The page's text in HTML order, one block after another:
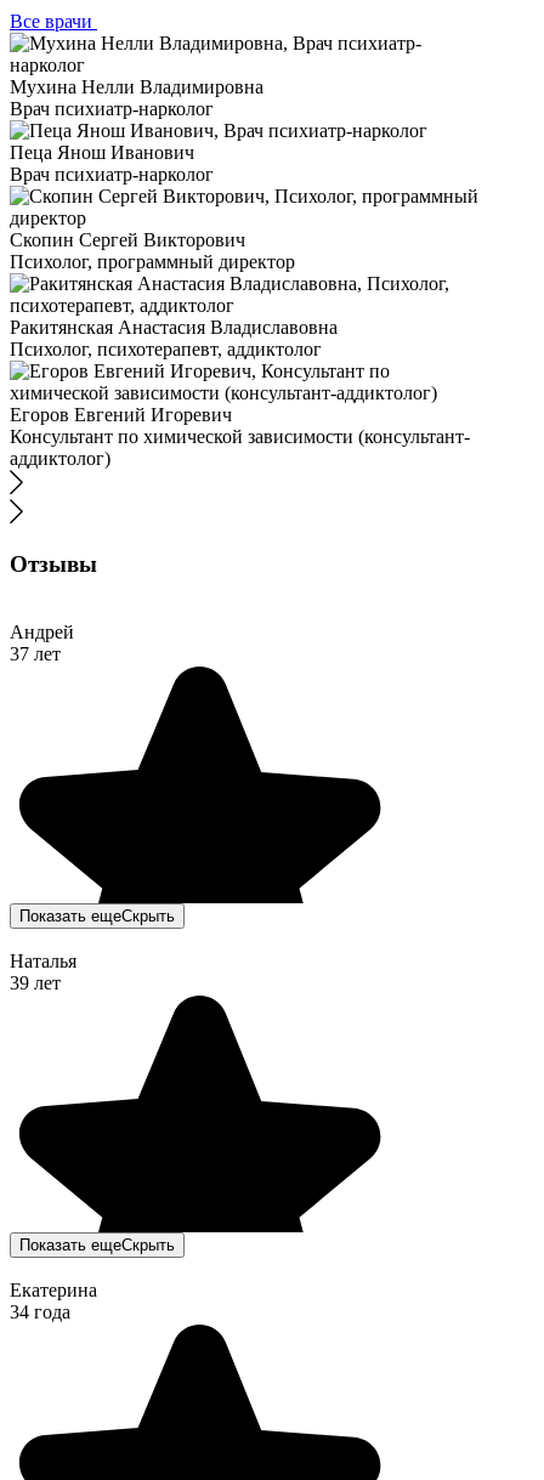
Все врачи
Мухина Нелли Владимировна
Врач психиатр-нарколог
Пеца Янош Иванович
Врач психиатр-нарколог
Скопин Сергей Викторович
Психолог, программный директор
Ракитянская Анастасия Владиславовна
Психолог, психотерапевт, аддиктолог
Егоров Евгений Игоревич
Консультант по химической зависимости (консультант-
аддиктолог)
Отзывы
Андрей
37 лет
Показать ещеСкрыть
Наталья
39 лет
Показать ещеСкрыть
Екатерина
34 года